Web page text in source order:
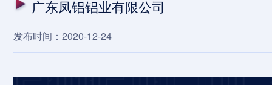
广东凤铝铝业有限公司
发布时间：2020-12-24